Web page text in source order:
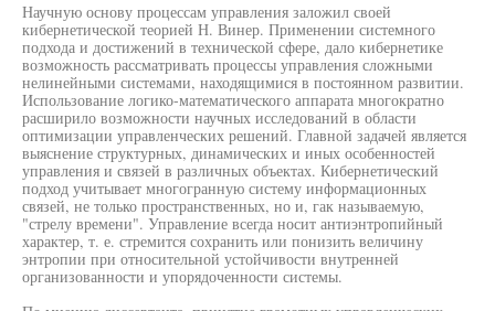
Научную основу процессам управления заложил своей
кибернетической теорией Н. Винер. Применении системного
подхода и достижений в технической сфере, дало кибернетике
возможность рассматривать процессы управления сложными
нелинейными системами, находящимися в постоянном развитии.
Использование логико-математического аппарата многократно
расширило возможности научных исследований в области
оптимизации управленческих решений. Главной задачей является
выяснение структурных, динамических и иных особенностей
управления и связей в различных объектах. Кибернетический
подход учитывает многогранную систему информационных
связей, не только пространственных, но и, гак называемую,
"стрелу времени". Управление всегда носит антиэнтропийный
характер, т. е. стремится сохранить или понизить величину
энтропии при относительной устойчивости внутренней
организованности и упорядоченности системы.